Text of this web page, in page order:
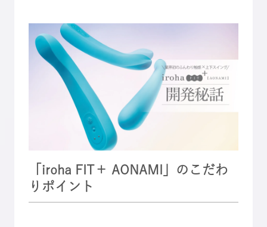
「iroha FIT＋ AONAMI」のこだわ
りポイント